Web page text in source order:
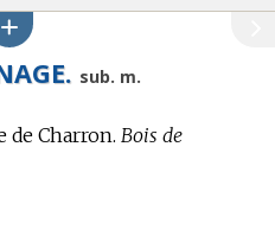
sub. m.
de Charron. Bois de